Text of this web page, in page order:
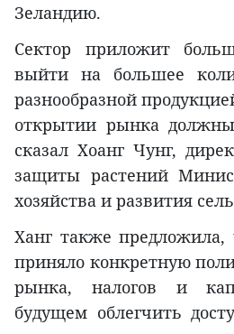
Зеландию.
Сектор приложит
выйти на большее
разнообразной
открытии рынка
сказал Хоанг Чунг,
защиты растений
хозяйства и развития
Ханг также предложила,
приняло конкретную
рынка, налогов и
будущем облегчить